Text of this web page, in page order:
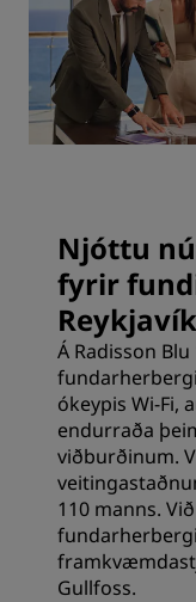
Njóttu
fyrir
Reykjavík
Á Radisson
ókeypis Wi-Fi,
endurraða
viðburðinum.
110 manns.
Gullfoss.